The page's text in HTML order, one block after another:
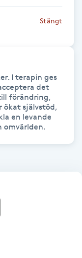
Stängt
I terapin ges
det
förändring,
ökat självstöd,
en levande
omvärlden.